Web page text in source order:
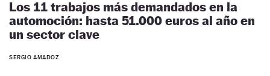
Los 11 trabajos más demandados en la
automoción: hasta 51.000 euros al año en
un sector clave
SERGIO AMADOZ